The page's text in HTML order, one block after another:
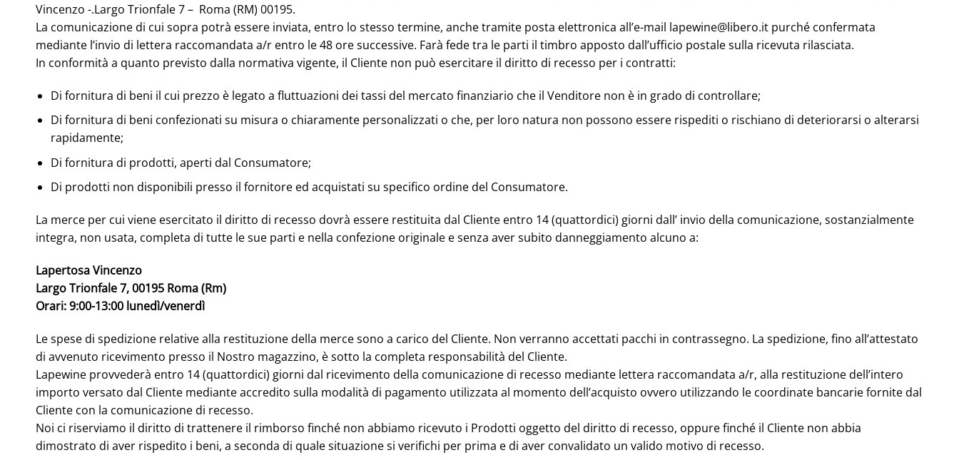
Vincenzo -.Largo Trionfale 7 – Roma (RM) 00195.
La comunicazione di cui sopra potrà essere inviata, entro lo stesso termine, anche tramite posta elettronica all’e-mail lapewine@libero.it purché confermata
mediante l’invio di lettera raccomandata a/r entro le 48 ore successive. Farà fede tra le parti il timbro apposto dall’ufficio postale sulla ricevuta rilasciata.
In conformità a quanto previsto dalla normativa vigente, il Cliente non può esercitare il diritto di recesso per i contratti:
Di fornitura di beni il cui prezzo è legato a fluttuazioni dei tassi del mercato finanziario che il Venditore non è in grado di controllare;
Di fornitura di beni confezionati su misura o chiaramente personalizzati o che, per loro natura non possono essere rispediti o rischiano di deteriorarsi o alterarsi
rapidamente;
Di fornitura di prodotti, aperti dal Consumatore;
Di prodotti non disponibili presso il fornitore ed acquistati su specifico ordine del Consumatore.
La merce per cui viene esercitato il diritto di recesso dovrà essere restituita dal Cliente entro 14 (quattordici) giorni dall’ invio della comunicazione, sostanzialmente
integra, non usata, completa di tutte le sue parti e nella confezione originale e senza aver subito danneggiamento alcuno a:
Lapertosa Vincenzo
Largo Trionfale 7, 00195 Roma (Rm)
Orari: 9:00-13:00 lunedì/venerdì
Le spese di spedizione relative alla restituzione della merce sono a carico del Cliente. Non verranno accettati pacchi in contrassegno. La spedizione, fino all’attestato
di avvenuto ricevimento presso il Nostro magazzino, è sotto la completa responsabilità del Cliente.
Lapewine provvederà entro 14 (quattordici) giorni dal ricevimento della comunicazione di recesso mediante lettera raccomandata a/r, alla restituzione dell’intero
importo versato dal Cliente mediante accredito sulla modalità di pagamento utilizzata al momento dell’acquisto ovvero utilizzando le coordinate bancarie fornite dal
Cliente con la comunicazione di recesso.
Noi ci riserviamo il diritto di trattenere il rimborso finché non abbiamo ricevuto i Prodotti oggetto del diritto di recesso, oppure finché il Cliente non abbia
dimostrato di aver rispedito i beni, a seconda di quale situazione si verifichi per prima e di aver convalidato un valido motivo di recesso.